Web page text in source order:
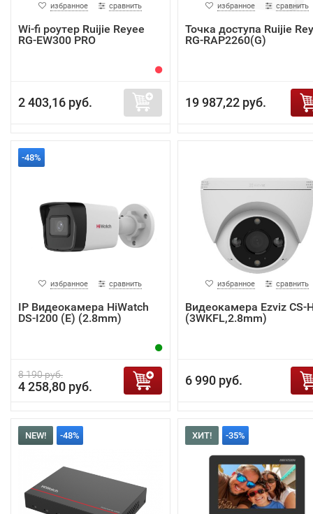
избранное сравнить
Wi-fi роутер Ruijie Reyee
RG-EW300 PRO
2 403,16 руб.
избранное сравнить
Точка доступа Ruijie
RG-RAP2260(G)
19 987,22 руб.
-48%
избранное сравнить
IP Видеокамера HiWatch
DS-I200 (E) (2.8mm)
8 190 руб.
4 258,80 руб.
избранное сравнить
Видеокамера Ezviz CS-
(3WKFL,2.8mm)
6 990 руб.
NEW! -48% ХИТ! -35%